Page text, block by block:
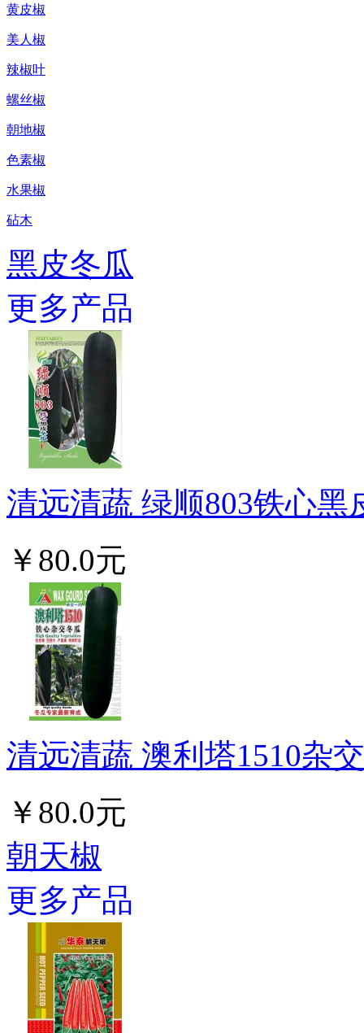
黄皮椒
美人椒
辣椒叶
螺丝椒
朝地椒
色素椒
水果椒
砧木
黑皮冬瓜
更多产品
清远清蔬 绿顺803铁心黑
￥80.0元
清远清蔬 澳利塔1510杂
￥80.0元
朝天椒
更多产品